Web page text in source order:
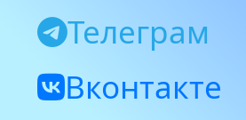
Телеграм
Вконтакте